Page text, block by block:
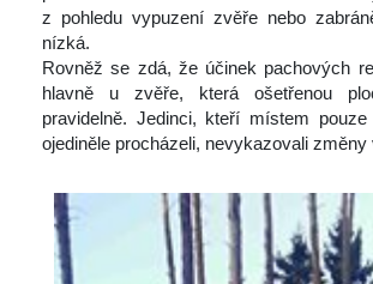
z pohledu vypuzení zvěře nebo
nízká.
Rovněž se zdá, že účinek pachových
hlavně u zvěře, která ošetřenou
pravidelně. Jedinci, kteří místem pouze
ojediněle procházeli, nevykazovali změny